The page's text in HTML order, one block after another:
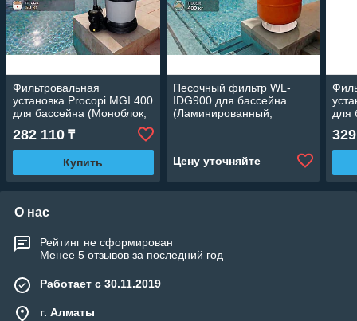
Фильтровальная
установка Procopi MGI 400
для бассейна (Моноблок,
производительность 6 м3/
ч, диаметр 400 мм)
282 110 ₸
Купить
Песочный фильтр WL-
IDG900 для бассейна
(Ламинированный,
Цену уточняйте
для
ч,
О нас
Рейтинг не сформирован
Менее 5 отзывов за последний год
Работает с 30.11.2019
г. Алматы